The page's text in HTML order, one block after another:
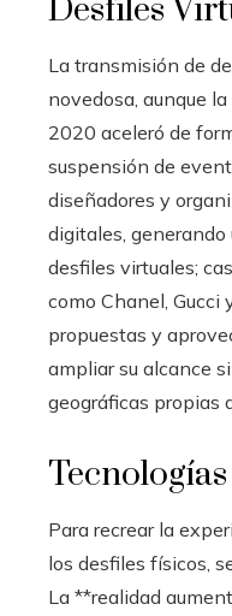
Desfiles
La transmisión de
novedosa, aunque
2020 aceleró de
suspensión de
diseñadores y
digitales,
desfiles virtuales;
como Chanel, Gucci
propuestas y
ampliar su alcance
geográficas propias
Para recrear la
los desfiles físicos,
La **realidad